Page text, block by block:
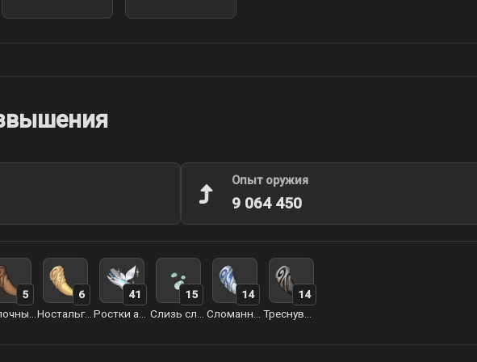
Опыт оружия
9 064 450
5
Ностальгия арктического волка
6
41
15
14
14